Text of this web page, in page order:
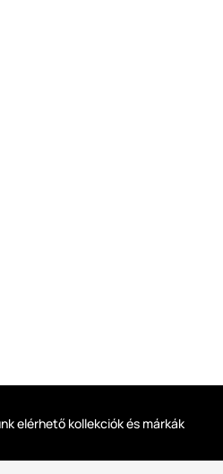
elérhető kollekciók és márkák